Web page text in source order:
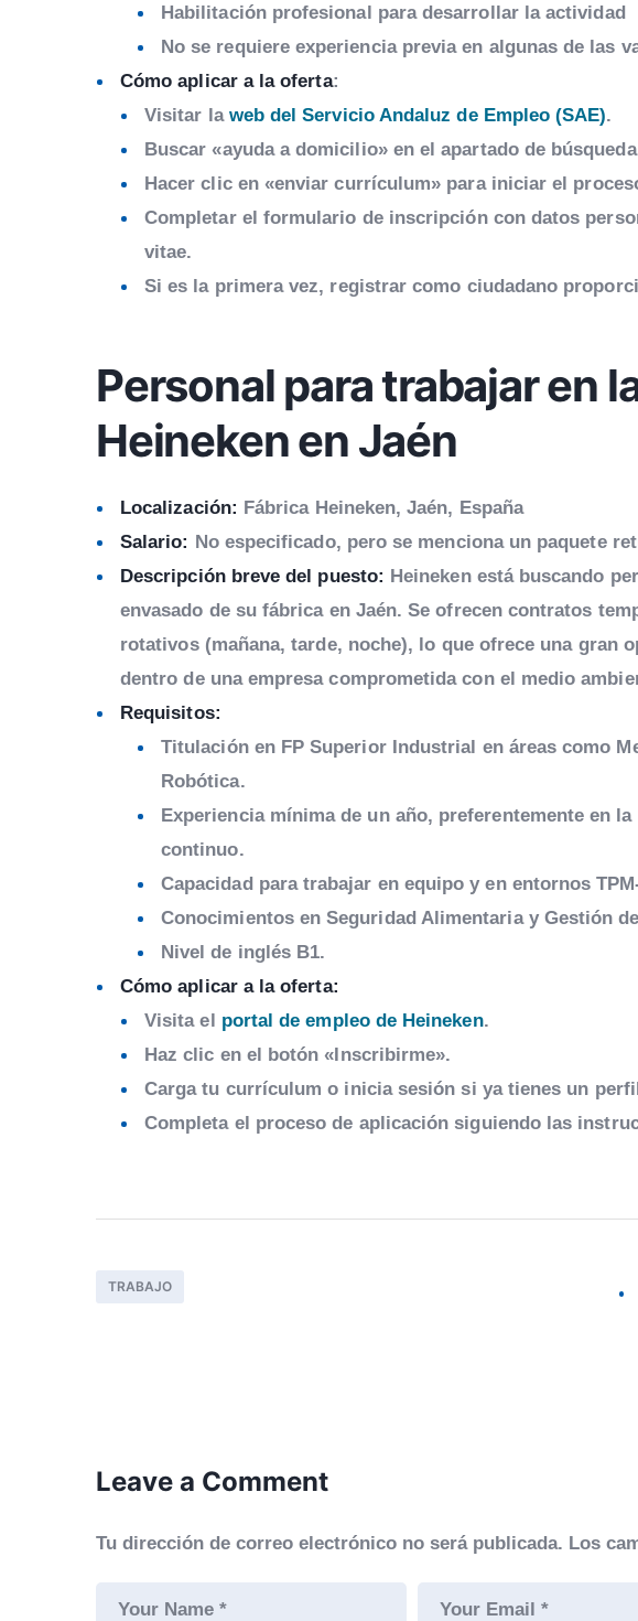
Habilitación profesional para desarrollar la actividad
No se requiere experiencia previa en algunas de las
Cómo aplicar a la oferta:
Visitar la web del Servicio Andaluz de Empleo (SAE).
Buscar «ayuda a domicilio» en el apartado de
Hacer clic en «enviar currículum» para iniciar el
Completar el formulario de inscripción con datos
vitae.
Si es la primera vez, registrar como ciudadano
Personal para trabajar en
Heineken en Jaén
Localización: Fábrica Heineken, Jaén, España
Salario: No especificado, pero se menciona un paquete
Descripción breve del puesto: Heineken está buscando
envasado de su fábrica en Jaén. Se ofrecen contratos
rotativos (mañana, tarde, noche), lo que ofrece una gran
dentro de una empresa comprometida con el medio
Requisitos:
Titulación en FP Superior Industrial en áreas como
Robótica.
Experiencia mínima de un año, preferentemente en
continuo.
Capacidad para trabajar en equipo y en entornos
Conocimientos en Seguridad Alimentaria y Gestión
Nivel de inglés B1.
Cómo aplicar a la oferta:
Visita el portal de empleo de Heineken.
Haz clic en el botón «Inscribirme».
Carga tu currículum o inicia sesión si ya tienes un
Completa el proceso de aplicación siguiendo las
TRABAJO
Leave a Comment
Tu dirección de correo electrónico no será publicada. Los